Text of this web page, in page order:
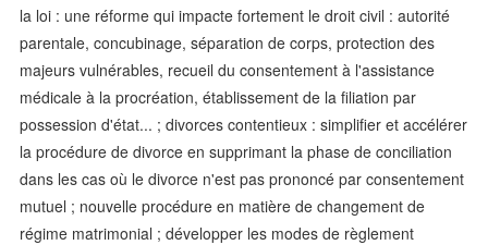
la loi : une réforme qui impacte fortement le droit civil : autorité
parentale, concubinage, séparation de corps, protection des
majeurs vulnérables, recueil du consentement à l'assistance
médicale à la procréation, établissement de la filiation par
possession d'état... ; divorces contentieux : simplifier et accélérer
la procédure de divorce en supprimant la phase de conciliation
dans les cas où le divorce n'est pas prononcé par consentement
mutuel ; nouvelle procédure en matière de changement de
régime matrimonial ; développer les modes de règlement